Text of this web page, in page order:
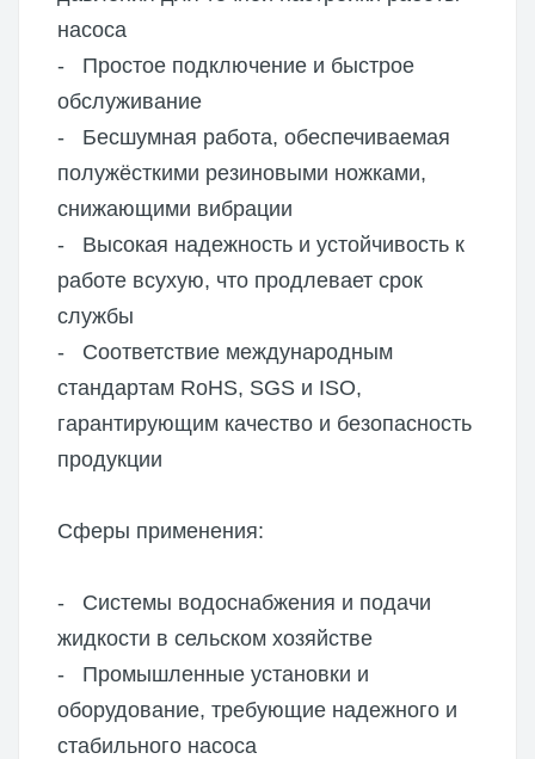
насоса
- Простое подключение и быстрое
обслуживание
- Бесшумная работа, обеспечиваемая
полужёсткими резиновыми ножками,
снижающими вибрации
- Высокая надежность и устойчивость к
работе всухую, что продлевает срок
службы
- Соответствие международным
стандартам RoHS, SGS и ISO,
гарантирующим качество и безопасность
продукции
Сферы применения:
- Системы водоснабжения и подачи
жидкости в сельском хозяйстве
- Промышленные установки и
оборудование, требующие надежного и
стабильного насоса